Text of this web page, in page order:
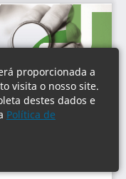
proporcionada a
visita o nosso site.
destes dados e
Política de